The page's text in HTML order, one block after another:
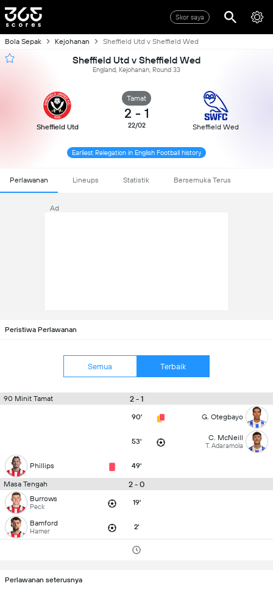
Skor saya
Bola Sepak Kejohanan Sheffield Utd v Sheffield Wed
Sheffield Utd v Sheffield Wed
England, Kejohanan, Round 33
Sheffield Utd
Tamat
2 - 1
22/02 Sheffield Wed
Earliest Relegation in English Football history
Perlawanan Lineups Statistik Bersemuka Terus
Ad
Peristiwa Perlawanan
Semua Terbaik
90 Minit Tamat 2 - 1
90' G. Otegbayo
53' C. McNeill
T. Adaramola
Phillips 49'
Masa Tengah 2 - 0
Burrows
Peck 19'
Bamford
Hamer 2'
Perlawanan seterusnya